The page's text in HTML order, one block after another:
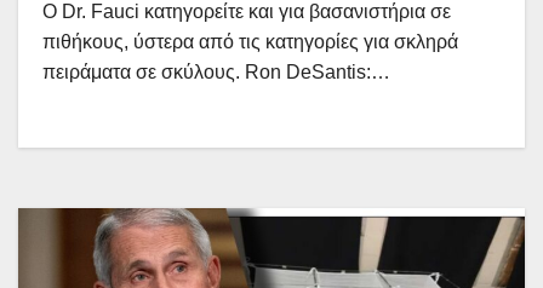
Ο Dr. Fauci κατηγορείτε και για βασανιστήρια σε
πιθήκους, ύστερα από τις κατηγορίες για σκληρά
πειράματα σε σκύλους. Ron DeSantis:…